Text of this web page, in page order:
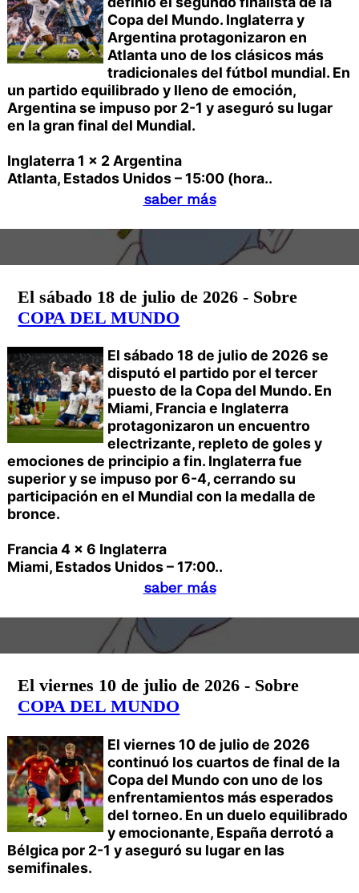
Copa del Mundo. Inglaterra y
Argentina protagonizaron en
Atlanta uno de los clásicos más
tradicionales del fútbol mundial. En
un partido equilibrado y lleno de emoción,
Argentina se impuso por 2-1 y aseguró su lugar
en la gran final del Mundial.
Inglaterra 1 x 2 Argentina
Atlanta, Estados Unidos – 15:00 (hora..
saber más
El sábado 18 de julio de 2026 - Sobre
COPA DEL MUNDO
El sábado 18 de julio de 2026 se
disputó el partido por el tercer
puesto de la Copa del Mundo. En
Miami, Francia e Inglaterra
protagonizaron un encuentro
electrizante, repleto de goles y
emociones de principio a fin. Inglaterra fue
superior y se impuso por 6-4, cerrando su
participación en el Mundial con la medalla de
bronce.
Francia 4 x 6 Inglaterra
Miami, Estados Unidos – 17:00..
saber más
El viernes 10 de julio de 2026 - Sobre
COPA DEL MUNDO
El viernes 10 de julio de 2026
continuó los cuartos de final de la
Copa del Mundo con uno de los
enfrentamientos más esperados
del torneo. En un duelo equilibrado
y emocionante, España derrotó a
Bélgica por 2-1 y aseguró su lugar en las
semifinales.